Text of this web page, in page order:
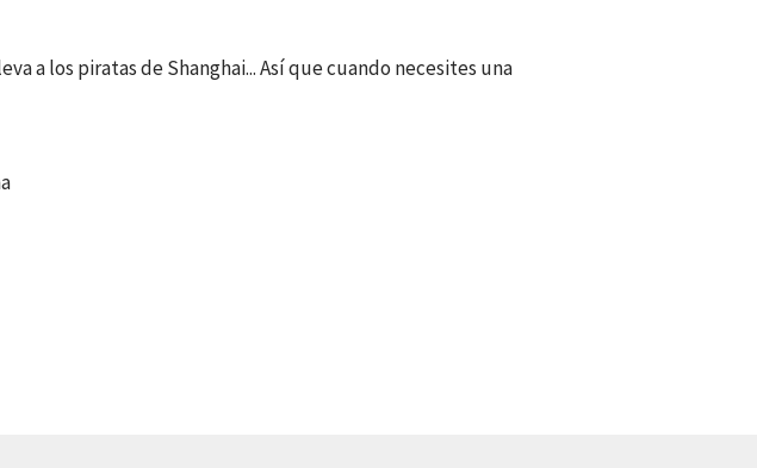
a los piratas de Shanghai... Así que cuando necesites una